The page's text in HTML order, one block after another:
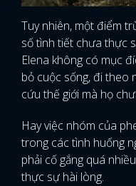
Tuy nhiên, một điểm
số tình tiết chưa thực
Elena không có mục
bỏ cuộc sống, đi theo
cứu thế giới mà họ
Hay việc nhóm của
trong các tình huống
phải cố gắng quá
thực sự hài lòng.